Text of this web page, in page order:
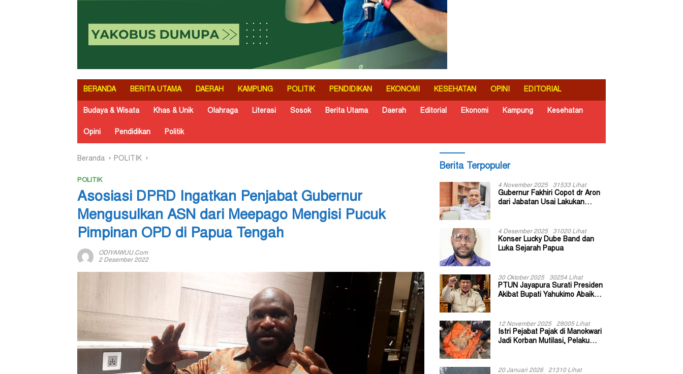
BERANDA BERITA UTAMA DAERAH KAMPUNG POLITIK PENDIDIKAN EKONOMI KESEHATAN OPINI EDITORIAL
Budaya & Wisata Khas & Unik Olahraga Literasi Sosok Berita Utama Daerah Editorial Ekonomi Kampung Kesehatan
Opini Pendidikan Politik
Beranda POLITIK
POLITIK
Asosiasi DPRD Ingatkan Penjabat Gubernur
Mengusulkan ASN dari Meepago Mengisi Pucuk
Pimpinan OPD di Papua Tengah
ODIYAIWUU.com
2 Desember 2022
Berita Terpopuler
4 November 2025 31533 Lihat
Gubernur Fakhiri Copot dr Aron
dari Jabatan Usai Lakukan
4 Desember 2025 31020 Lihat
Konser Lucky Dube Band dan
Luka Sejarah Papua
30 Oktober 2025 30254 Lihat
PTUN Jayapura Surati Presiden
Akibat Bupati Yahukimo Abaikan
12 November 2025 28005 Lihat
Istri Pejabat Pajak di Manokwari
Jadi Korban Mutilasi, Pelaku
20 Januari 2026 21310 Lihat